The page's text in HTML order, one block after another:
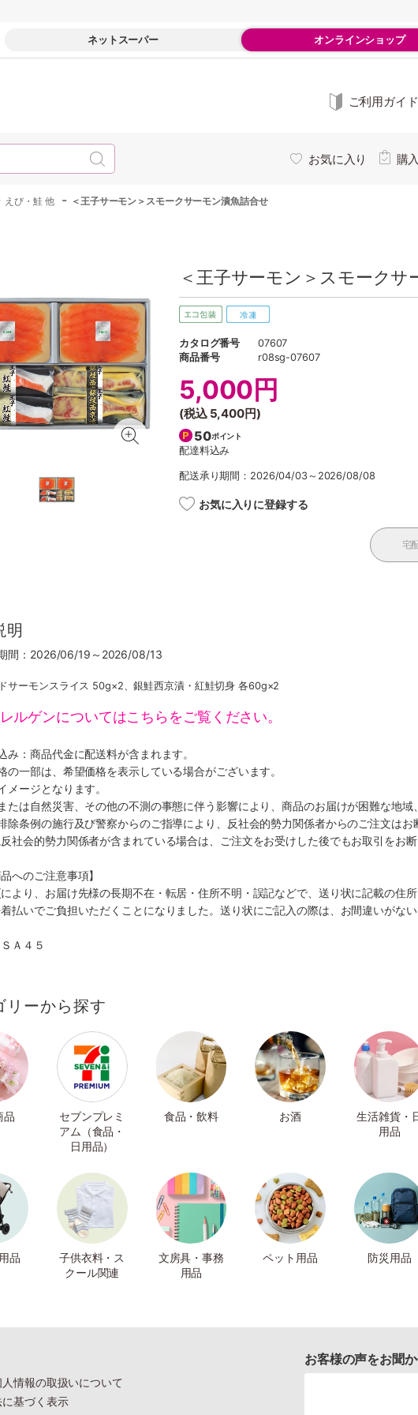
ネットスーパー オンラインショップ
ご利用ガイド
お気に入り 購
えび・鮭 他 - ＜王子サーモン＞スモークサーモン漬魚詰合せ
＜王子サーモン＞スモークサ
カタログ番号
07607
商品番号
r08sg-07607
5,000円
(税込 5,400円)
50ポイント
配達料込み
配送承り期間：2026/04/03～2026/08/08
お気に入りに登録する
宅
明
間：2026/06/19～2026/08/13
サーモンスライス 50g×2、銀鮭西京漬・紅鮭切身 各60g×2
ルゲンについてはこちらをご覧ください。
み：商品代金に配送料が含まれます。
の一部は、希望価格を表示している場合がございます。
メージとなります。
たは自然災害、その他の不測の事態に伴う影響により、商品のお届けが困難な地域
除条例の施行及び警察からのご指導により、反社会的勢力関係者からのご注文は
社会的勢力関係者が含まれている場合は、ご注文をお受けした後でもお取引をお
品へのご注意事項】
より、お届け先様の長期不在・転居・住所不明・誤記などで、送り状に記載の住
払いでご負担いただくことになりました。送り状にご記入の際は、お間違いがな
ＳＡ４５
リーから探す
品
セブンプレミ
アム（食品・
日用品）
食品・飲料 お酒
生活雑貨・
用品
品
子供衣料・ス
クール関連
文房具・事務
用品
ペット用品 防災用品
情報の取扱いについて
基づく表示
お客様の声をお聞